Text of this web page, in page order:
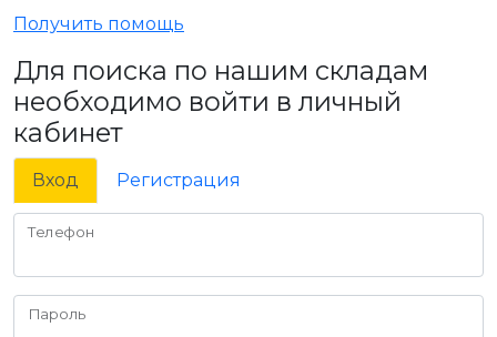
Получить помощь
Для поиска по нашим складам
необходимо войти в личный
кабинет
Вход Регистрация
Телефон
Пароль